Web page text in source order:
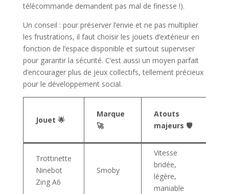
télécommande demandent pas mal de finesse !).
Un conseil : pour préserver l’envie et ne pas multiplier
les frustrations, il faut choisir les jouets d’extérieur en
fonction de l’espace disponible et surtout superviser
pour garantir la sécurité. C’est aussi un moyen parfait
d’encourager plus de jeux collectifs, tellement précieux
pour le développement social.
Jouet 🌟
Marque
🚀
Atouts
majeurs 🛡️
Trottinette
Ninebot
Zing A6
Smoby
Vitesse
bridée,
légère,
maniable